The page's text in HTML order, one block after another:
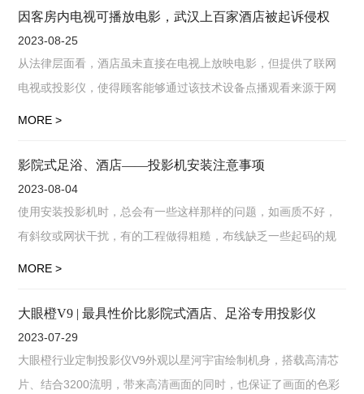
因客房内电视可播放电影，武汉上百家酒店被起诉侵权
2023-08-25
从法律层面看，酒店虽未直接在电视上放映电影，但提供了联网
电视或投影仪，使得顾客能够通过该技术设备点播观看来源于网
MORE >
影院式足浴、酒店——投影机安装注意事项
2023-08-04
使用安装投影机时，总会有一些这样那样的问题，如画质不好，
有斜纹或网状干扰，有的工程做得粗糙，布线缺乏一些起码的规
MORE >
大眼橙V9 | 最具性价比影院式酒店、足浴专用投影仪
2023-07-29
大眼橙行业定制投影仪V9外观以星河宇宙绘制机身，搭载高清芯
片、结合3200流明，带来高清画面的同时，也保证了画面的色彩